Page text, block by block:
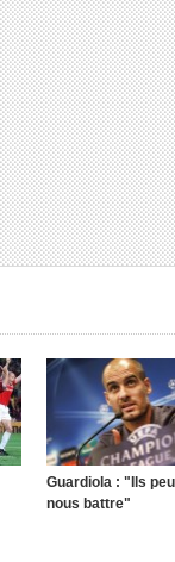
Guardiola : "Ils
nous battre"